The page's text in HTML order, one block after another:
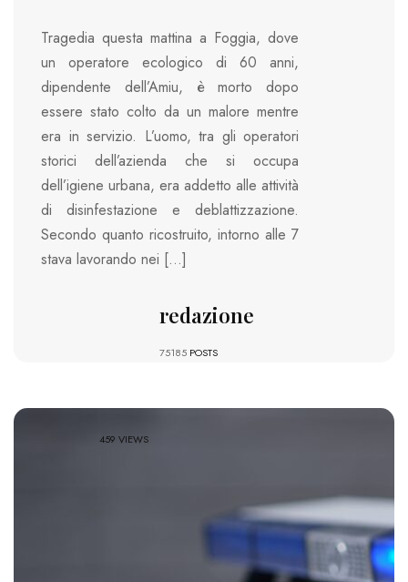
Tragedia questa mattina a Foggia, dove
un operatore ecologico di 60 anni,
dipendente dell’Amiu, è morto dopo
essere stato colto da un malore mentre
era in servizio. L’uomo, tra gli operatori
storici dell’azienda che si occupa
dell’igiene urbana, era addetto alle attività
di disinfestazione e deblattizzazione.
Secondo quanto ricostruito, intorno alle 7
stava lavorando nei […]
redazione
75185 POSTS
459 VIEWS